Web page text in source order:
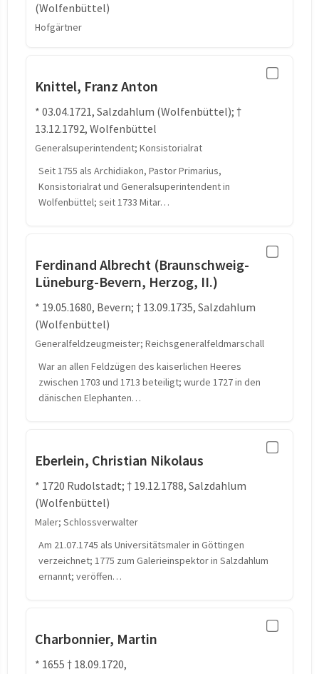
(Wolfenbüttel)
Hofgärtner
Knittel, Franz Anton
* 03.04.1721, Salzdahlum (Wolfenbüttel); †
13.12.1792, Wolfenbüttel
Generalsuperintendent; Konsistorialrat
Seit 1755 als Archidiakon, Pastor Primarius,
Konsistorialrat und Generalsuperintendent in
Wolfenbüttel; seit 1733 Mitar…
Ferdinand Albrecht (Braunschweig-
Lüneburg-Bevern, Herzog, II.)
* 19.05.1680, Bevern; † 13.09.1735, Salzdahlum
(Wolfenbüttel)
Generalfeldzeugmeister; Reichsgeneralfeldmarschall
War an allen Feldzügen des kaiserlichen Heeres
zwischen 1703 und 1713 beteiligt; wurde 1727 in den
dänischen Elephanten…
Eberlein, Christian Nikolaus
* 1720 Rudolstadt; † 19.12.1788, Salzdahlum
(Wolfenbüttel)
Maler; Schlossverwalter
Am 21.07.1745 als Universitätsmaler in Göttingen
verzeichnet; 1775 zum Galerieinspektor in Salzdahlum
ernannt; veröffen…
Charbonnier, Martin
* 1655 † 18.09.1720,